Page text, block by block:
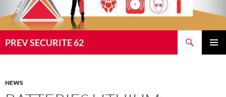
PREV SECURITE 62
NEWS